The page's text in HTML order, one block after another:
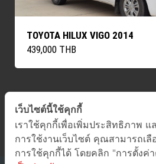
TOYOTA HILUX VIGO 2014
439,000 THB
เว็บไซต์นี้ใช้คุกกี้
เราใช้คุกกี้เพื่อเพิ่มประสิทธิภาพ
การใช้งานเว็บไซต์ คุณสามารถเ
การใช้คุกกี้ได้ โดยคลิก "การตั้งค่